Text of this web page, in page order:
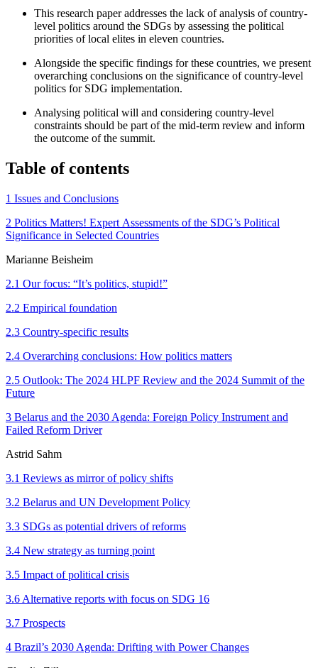
This research paper addresses the lack of analysis of country-
level politics around the SDGs by assessing the political
priorities of local elites in eleven countries.
Alongside the specific findings for these countries, we present
overarching conclusions on the significance of country-level
politics for SDG im­plementation.
Analysing political will and considering country-level
constraints should be part of the mid-term review and inform
the outcome of the summit.
Table of contents
1 Issues and Conclusions
2 Politics Matters! Expert Assessments of the SDG’s Political
Significance in Selected Countries
Marianne Beisheim
2.1 Our focus: “It’s politics, stupid!”
2.2 Empirical foundation
2.3 Country-specific results
2.4 Overarching conclusions: How politics matters
2.5 Outlook: The 2024 HLPF Review and the 2024 Summit of the
Future
3 Belarus and the 2030 Agenda: Foreign Policy Instrument and
Failed Reform Driver
Astrid Sahm
3.1 Reviews as mirror of policy shifts
3.2 Belarus and UN Development Policy
3.3 SDGs as potential drivers of reforms
3.4 New strategy as turning point
3.5 Impact of political crisis
3.6 Alternative reports with focus on SDG 16
3.7 Prospects
4 Brazil’s 2030 Agenda: Drifting with Power Changes